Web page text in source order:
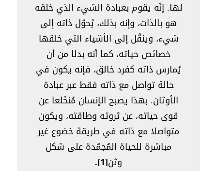
لها. إنّه يقوم بعبادة الشيء الذي خلقه
هو بالذات، وإنه بذلك، يُحوّل ذاته إلى
شيء، وينقُل إلى الأشياء التي خلقها
خصائص حياته، كما أنه بدلا من أن
يُمارس ذاته كفرد خالق، فإنه يكون في
حالة تواصل مع ذاته فقط عبر عبادة
الأوثان. بهذا يصبح الإنسان مُنخَلعا عن
قوى حياته، عن ثروته وطاقته، ويكون
متواصلا مع ذاته في طريقة خضوع غير
مباشرة للحياة المُجمّدة على شكل
وثن[1].